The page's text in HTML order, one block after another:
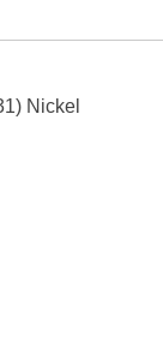
Nickel